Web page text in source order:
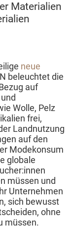
Materialien
neue
beleuchtet die
auf
Wolle, Pelz
frei,
Landnutzung
auf den
Modekonsum
globale
müssen und
Unternehmen
sich bewusst
ohne
müssen.